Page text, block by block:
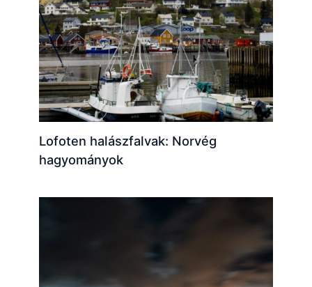
Lofoten halászfalvak: Norvég
hagyományok